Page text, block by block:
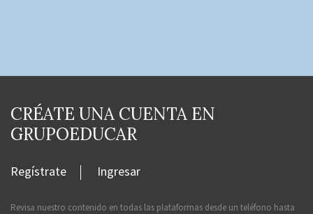
CRÉATE UNA CUENTA EN
GRUPOEDUCAR
Regístrate Ingresar
Revisa nuestro contenido en todas las plataformas desde un teléfono hasta